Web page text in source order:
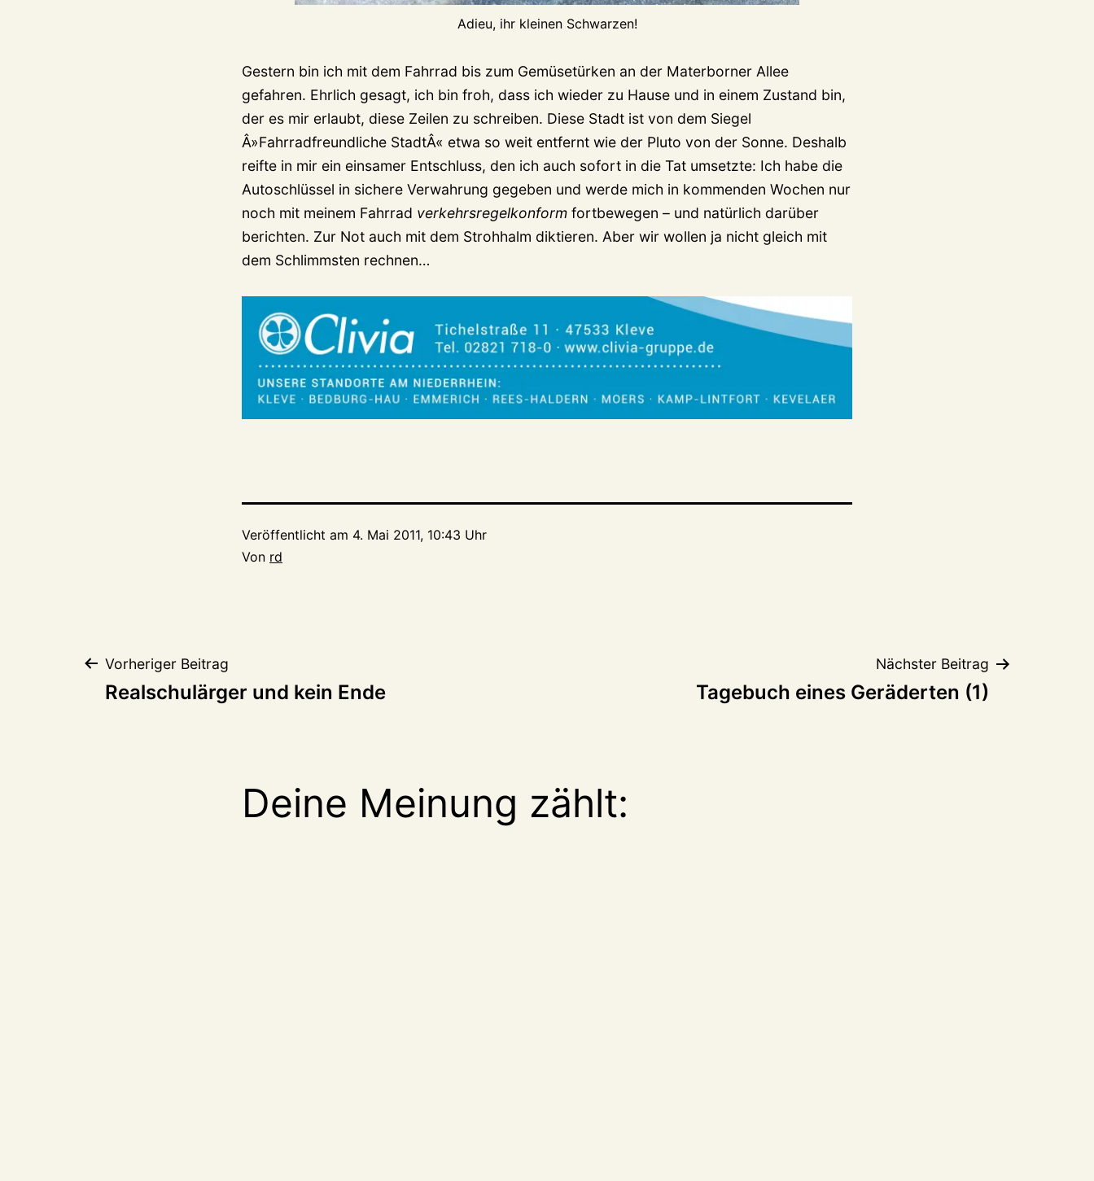
Adieu, ihr kleinen Schwarzen!
Gestern bin ich mit dem Fahrrad bis zum Gemüsetürken an der Materborner Allee
gefahren. Ehrlich gesagt, ich bin froh, dass ich wieder zu Hause und in einem Zustand bin,
der es mir erlaubt, diese Zeilen zu schreiben. Diese Stadt ist von dem Siegel
Â»Fahrradfreundliche StadtÂ« etwa so weit entfernt wie der Pluto von der Sonne. Deshalb
reifte in mir ein einsamer Entschluss, den ich auch sofort in die Tat umsetzte: Ich habe die
Autoschlüssel in sichere Verwahrung gegeben und werde mich in kommenden Wochen nur
noch mit meinem Fahrrad verkehrsregelkonform fortbewegen – und natürlich darüber
berichten. Zur Not auch mit dem Strohhalm diktieren. Aber wir wollen ja nicht gleich mit
dem Schlimmsten rechnen…
Veröffentlicht am 4. Mai 2011, 10:43 Uhr
Von rd
Beitragsnavigation
Vorheriger Beitrag
Realschulärger und kein Ende
Nächster Beitrag
Tagebuch eines Geräderten (1)
Deine Meinung zählt: